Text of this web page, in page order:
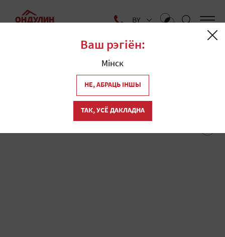
BY
Крамы даху "Ондулин" у
Ваш рэгіён:
Мінск
НЕ, АБРАЦЬ ІНШЫ
ТАК, УСЁ ДАКЛАДНА